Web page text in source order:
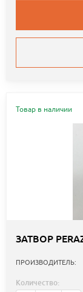
Товар в наличии
ЗАТВОР
ПРОИЗВОДИТЕЛЬ:
Количество: